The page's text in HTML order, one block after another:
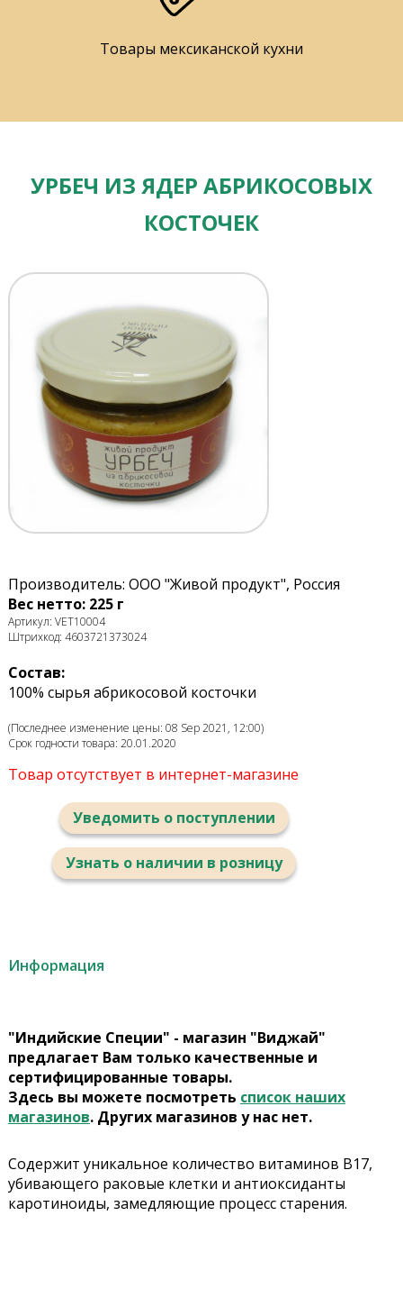
Товары мексиканской кухни
УРБЕЧ ИЗ ЯДЕР АБРИКОСОВЫХ
КОСТОЧЕК
Производитель: ООО "Живой продукт", Россия
Вес нетто: 225 г
Артикул: VET10004
Штрихкод: 4603721373024
Состав:
100% сырья абрикосовой косточки
(Последнее изменение цены: 08 Sep 2021, 12:00)
Срок годности товара: 20.01.2020
Товар отсутствует в интернет-магазине
Уведомить о поступлении
Узнать о наличии в розницу
Информация
"Индийские Специи" - магазин "Виджай"
предлагает Вам только качественные и
сертифицированные товары.
Здесь вы можете посмотреть список наших
магазинов. Других магазинов у нас нет.
Содержит уникальное количество витаминов В17,
убивающего раковые клетки и антиоксиданты
каротиноиды, замедляющие процесс старения.